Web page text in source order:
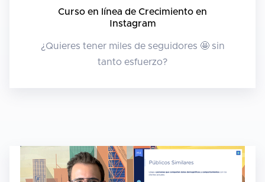
Curso en línea de Crecimiento en
Instagram
¿Quieres tener miles de seguidores 🤩 sin
tanto esfuerzo?